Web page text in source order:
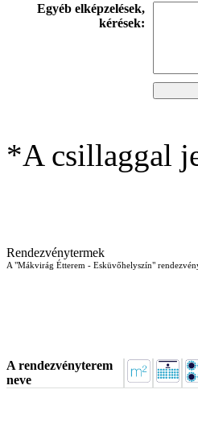
Egyéb elképzelések,
kérések:
*A csillaggal
Rendezvénytermek
A "Mákvirág Étterem - Esküvőhelyszín"
A rendezvényterem
neve